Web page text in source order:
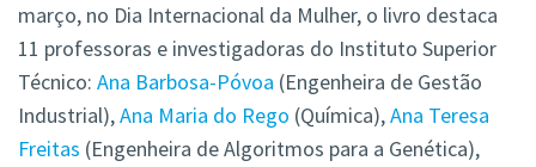
março, no Dia Internacional da Mulher, o livro destaca
11 professoras e investigadoras do Instituto Superior
Técnico: Ana Barbosa-Póvoa (Engenheira de Gestão
Industrial),Ana Maria do Rego (Química),Ana Teresa
Freitas (Engenheira de Algoritmos para a Genética),